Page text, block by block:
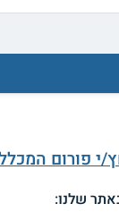
י פורום
שלנו: